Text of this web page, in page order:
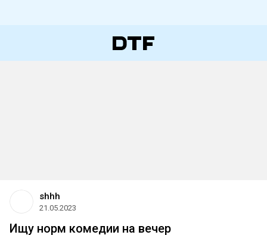
shhh
21.05.2023
Ищу норм комедии на вечер